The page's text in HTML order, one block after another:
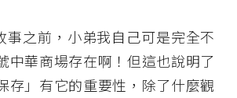
事之前，小弟我自己可是完全不
中華商場存在啊！但這也說明了
存」有它的重要性，除了什麼觀